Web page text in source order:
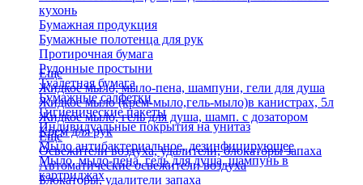
кухонь
Бумажная продукция
Бумажные полотенца для рук
Протирочная бумага
Рулонные простыни
Туалетная бумага
Бумажные салфетки
Гигиенические пакеты
Индивидуальные покрытия на унитаз
Еще
Жидкое мыло, мыло-пена, шампуни, гели для душа
Жидкое мыло (крем-мыло,гель-мыло)в канистрах, 5л
Жидкое мыло, гель для душа, шамп. с дозатором
Крем для рук
Мыло антибактериальное, дезинфицирующее
Мыло, мыло-пена, гель для душа, шампунь в
картриджах
Еще
Освежители воздуха, удалители, блокаторы запаха
Автоматические освежители воздуха
Блокаторы, удалители запаха